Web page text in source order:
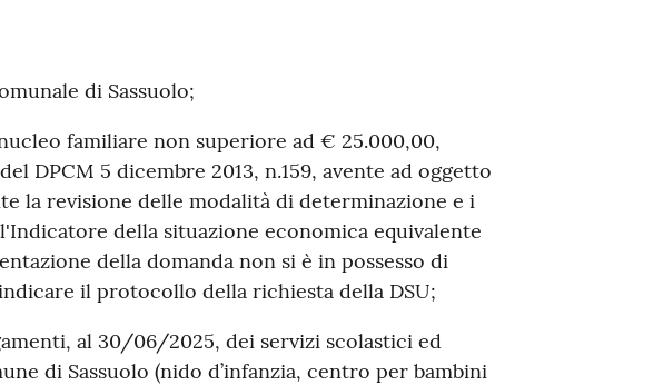
di Sassuolo;
familiare non superiore ad € 25.000,00,
DPCM 5 dicembre 2013, n.159, avente ad oggetto
la revisione delle modalità di determinazione e i
della situazione economica equivalente
della domanda non si è in possesso di
il protocollo della richiesta della DSU;
al 30/06/2025, dei servizi scolastici ed
di Sassuolo (nido d’infanzia, centro per bambini